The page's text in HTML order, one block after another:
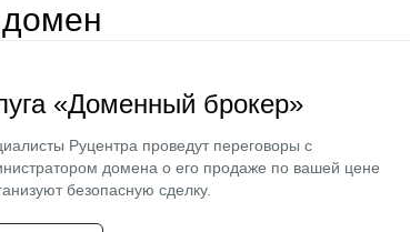
домен
«Доменный брокер»
Руцентра проведут переговоры с
домена о его продаже по вашей цене
безопасную сделку.